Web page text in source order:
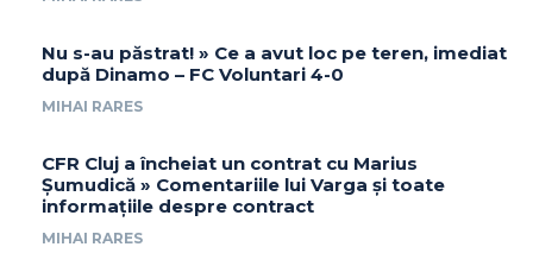
Nu s-au păstrat! » Ce a avut loc pe teren, imediat
după Dinamo – FC Voluntari 4-0
MIHAI RARES
CFR Cluj a încheiat un contrat cu Marius
Șumudică » Comentariile lui Varga și toate
informațiile despre contract
MIHAI RARES